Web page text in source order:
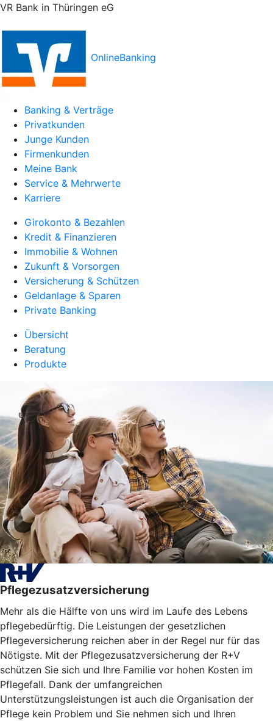
VR Bank in Thüringen eG
OnlineBanking
Banking & Verträge
Privatkunden
Junge Kunden
Firmenkunden
Meine Bank
Service & Mehrwerte
Karriere
Girokonto & Bezahlen
Kredit & Finanzieren
Immobilie & Wohnen
Zukunft & Vorsorgen
Versicherung & Schützen
Geldanlage & Sparen
Private Banking
Übersicht
Beratung
Produkte
Pflegezusatzversicherung
Mehr als die Hälfte von uns wird im Laufe des Lebens
pflegebedürftig. Die Leistungen der gesetzlichen
Pflegeversicherung reichen aber in der Regel nur für das
Nötigste. Mit der Pflegezusatzversicherung der R+V
schützen Sie sich und Ihre Familie vor hohen Kosten im
Pflegefall. Dank der umfangreichen
Unterstützungsleistungen ist auch die Organisation der
Pflege kein Problem und Sie nehmen sich und Ihren